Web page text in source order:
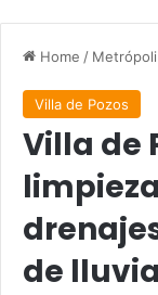
Home / Metrópoli
Villa de Pozos
Villa de
de